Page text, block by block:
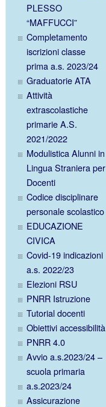
PLESSO
“MAFFUCCI”
Completamento
iscrizioni classe
prima a.s. 2023/24
Graduatorie ATA
Attività
extrascolastiche
primarie A.S.
2021/2022
Modulistica Alunni in
Lingua Straniera per
Docenti
Codice disciplinare
personale scolastico
EDUCAZIONE
CIVICA
Covid-19 indicazioni
a.s. 2022/23
Elezioni RSU
PNRR Istruzione
Tutorial docenti
Obiettivi accessibilità
PNRR 4.0
Avvio a.s.2023/24 –
scuola primaria
a.s.2023/24
Assicurazione